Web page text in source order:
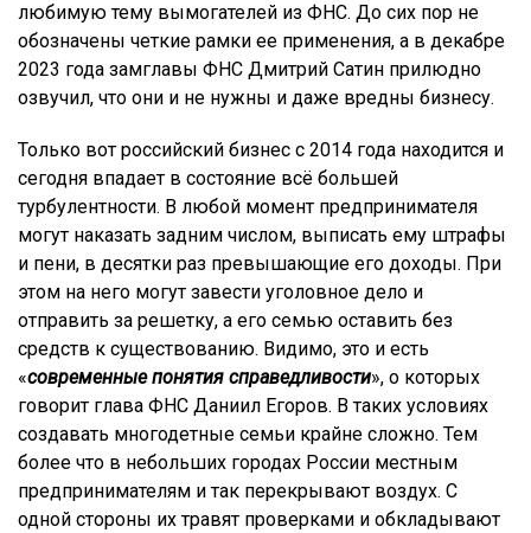
любимую тему вымогателей из ФНС. До сих пор не
обозначены четкие рамки ее применения, а в декабре
2023 года замглавы ФНС Дмитрий Сатин прилюдно
озвучил, что они и не нужны и даже вредны бизнесу.
Только вот российский бизнес с 2014 года находится и
сегодня впадает в состояние всё большей
турбулентности. В любой момент предпринимателя
могут наказать задним числом, выписать ему штрафы
и пени, в десятки раз превышающие его доходы. При
этом на него могут завести уголовное дело и
отправить за решетку, а его семью оставить без
средств к существованию. Видимо, это и есть
«современные понятия справедливости», о которых
говорит глава ФНС Даниил Егоров. В таких условиях
создавать многодетные семьи крайне сложно. Тем
более что в небольших городах России местным
предпринимателям и так перекрывают воздух. С
одной стороны их травят проверками и обкладывают